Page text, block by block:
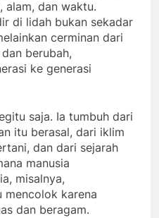
alam, dan waktu.
di lidah bukan sekadar
cerminan dari
berubah,
ke generasi
saja. Ia tumbuh dari
itu berasal, dari iklim
dan dari sejarah
manusia
misalnya,
mencolok karena
dan beragam.